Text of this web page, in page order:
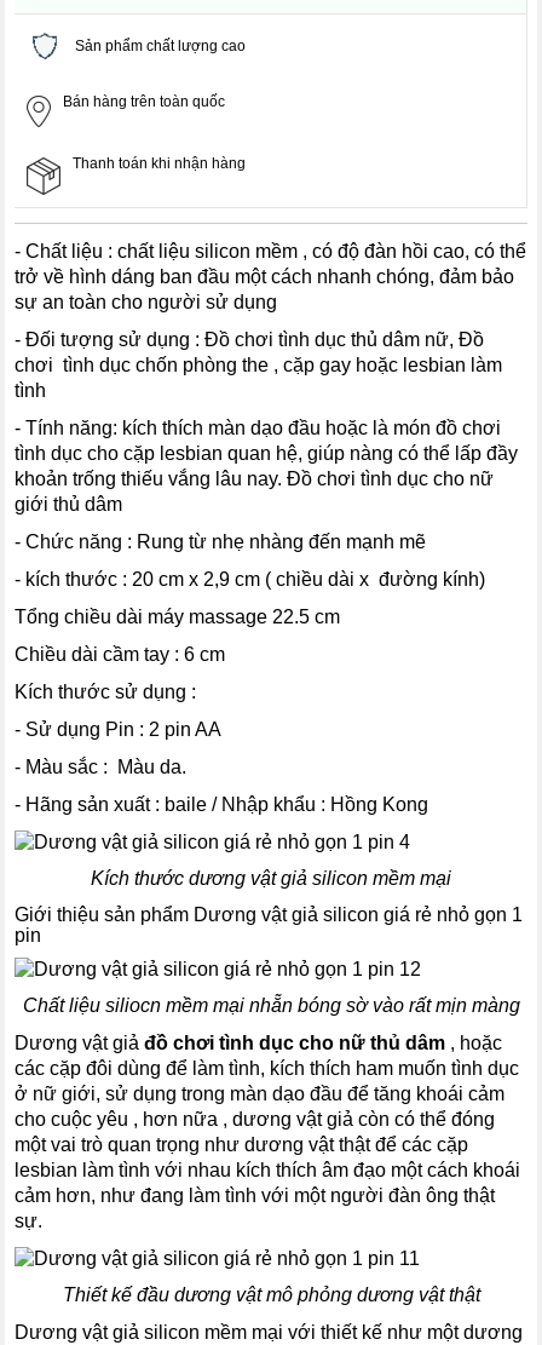
Sản phẩm chất lượng cao
Bán hàng trên toàn quốc
Thanh toán khi nhận hàng
- Chất liệu : chất liệu silicon mềm , có độ đàn hồi cao, có thể
trở về hình dáng ban đầu một cách nhanh chóng, đảm bảo
sự an toàn cho người sử dụng
- Đối tượng sử dụng : Đồ chơi tình dục thủ dâm nữ, Đồ
chơi tình dục chốn phòng the , cặp gay hoặc lesbian làm
tình
- Tính năng: kích thích màn dạo đầu hoặc là món đồ chơi
tình dục cho cặp lesbian quan hệ, giúp nàng có thể lấp đầy
khoản trống thiếu vắng lâu nay. Đồ chơi tình dục cho nữ
giới thủ dâm
- Chức năng : Rung từ nhẹ nhàng đến mạnh mẽ
- kích thước : 20 cm x 2,9 cm ( chiều dài x đường kính)
Tổng chiều dài máy massage 22.5 cm
Chiều dài cầm tay : 6 cm
Kích thước sử dụng :
- Sử dụng Pin : 2 pin AA
- Màu sắc : Màu da.
- Hãng sản xuất : baile / Nhập khẩu : Hồng Kong
Kích thước dương vật giả silicon mềm mại
Giới thiệu sản phẩm Dương vật giả silicon giá rẻ nhỏ gọn 1
pin
Chất liệu siliocn mềm mại nhẵn bóng sờ vào rất mịn màng
Dương vật giảđồ chơi tình dục cho nữ thủ dâm , hoặc
các cặp đôi dùng để làm tình, kích thích ham muốn tình dục
ở nữ giới, sử dụng trong màn dạo đầu để tăng khoái cảm
cho cuộc yêu , hơn nữa , dương vật giả còn có thể đóng
một vai trò quan trọng như dương vật thật để các cặp
lesbian làm tình với nhau kích thích âm đạo một cách khoái
cảm hơn, như đang làm tình với một người đàn ông thật
sự.
Thiết kế đầu dương vật mô phỏng dương vật thật
Dương vật giả silicon mềm mại với thiết kế như một dương